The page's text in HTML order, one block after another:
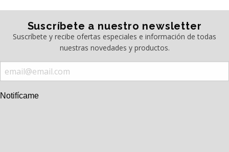
Suscríbete a nuestro newsletter
Suscríbete y recibe ofertas especiales e información de todas
nuestras novedades y productos.
Notifícame